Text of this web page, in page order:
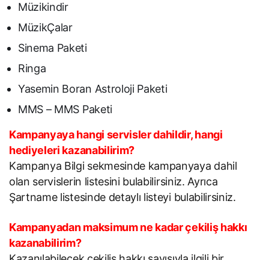
Müzikindir
MüzikÇalar
Sinema Paketi
Ringa
Yasemin Boran Astroloji Paketi
MMS – MMS Paketi
Kampanyaya hangi servisler dahildir, hangi
hediyeleri kazanabilirim?
Kampanya Bilgi sekmesinde kampanyaya dahil
olan servislerin listesini bulabilirsiniz. Ayrıca
Şartname listesinde detaylı listeyi bulabilirsiniz.
Kampanyadan maksimum ne kadar çekiliş hakkı
kazanabilirim?